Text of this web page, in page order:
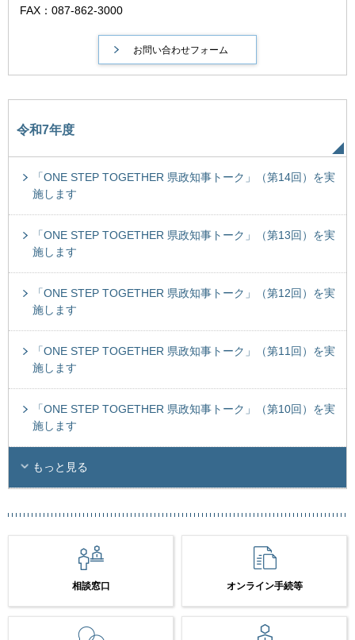
FAX：087-862-3000
令和7年度
「ONE STEP TOGETHER 県政知事トーク」（第14回）を実
施します
「ONE STEP TOGETHER 県政知事トーク」（第13回）を実
施します
「ONE STEP TOGETHER 県政知事トーク」（第12回）を実
施します
「ONE STEP TOGETHER 県政知事トーク」（第11回）を実
施します
「ONE STEP TOGETHER 県政知事トーク」（第10回）を実
施します
もっと見る
相談窓口 オンライン手続等